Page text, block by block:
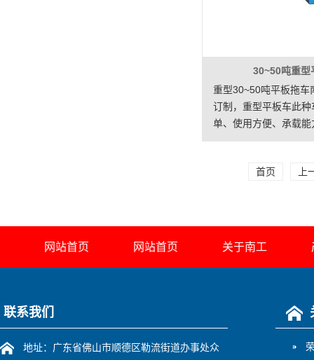
30~50吨重型
重型30~50吨平板拖车
订制，重型平板车此
单、使用方便、承载
怕砸、维护容易、使
以上）常用于冶金、
首页 上
网站首页 网站首页 关于南工
联系我们
地址：广东省佛山市顺德区勒流街道办事处众